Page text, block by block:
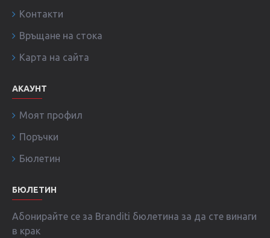
Контакти
Връщане на стока
Карта на сайта
АКАУНТ
Моят профил
Поръчки
Бюлетин
БЮЛЕТИН
Абонирайте се за Branditi бюлетина за да сте винаги
в крак